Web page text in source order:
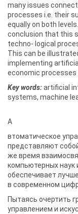
many issues
processes i.e. their
equally on both
conclusion that this
techno- logical
This can be
implementing
economic processes
Key words:artificial
systems, machine
А
втоматическое
представляют
же время
компьютерных наук
обеспечивает
в современном
Пытаясь очертить
управлением и